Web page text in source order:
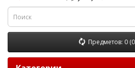
Предметов: 0